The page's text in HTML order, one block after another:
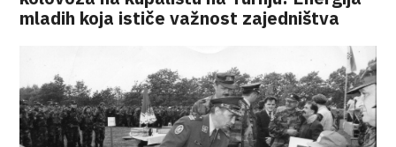
mladih koja ističe važnost zajedništva